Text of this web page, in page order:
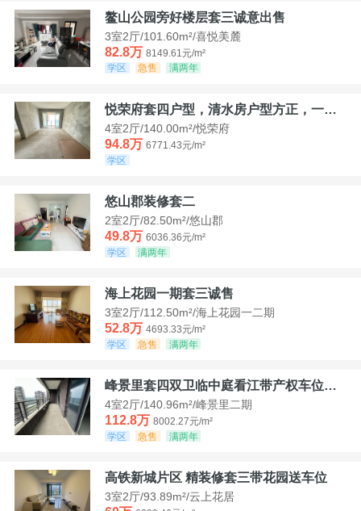
鳌山公园旁好楼层套三诚意出售
3室2厅/101.60m²/喜悦美麓
82.8万 8149.61元/m²
学区
急售 满两年
悦荣府套四户型，清水房户型方正，一口价94，8
4室2厅/140.00m²/悦荣府
94.8万 6771.43元/m²
学区
悠山郡装修套二
2室2厅/82.50m²/悠山郡
49.8万 6036.36元/m²
学区
满两年
海上花园一期套三诚售
3室2厅/112.50m²/海上花园一二期
52.8万 4693.33元/m²
学区
急售 满两年
峰景里套四双卫临中庭看江带产权车位诚售
4室2厅/140.96m²/峰景里二期
112.8万 8002.27元/m²
学区
急售 满两年
高铁新城片区 精装修套三带花园送车位
3室2厅/93.89m²/云上花居